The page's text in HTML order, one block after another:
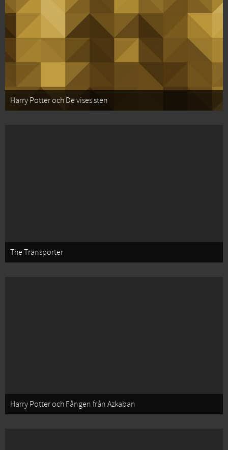
Harry Potter och De vises sten
The Transporter
Harry Potter och Fången från Azkaban